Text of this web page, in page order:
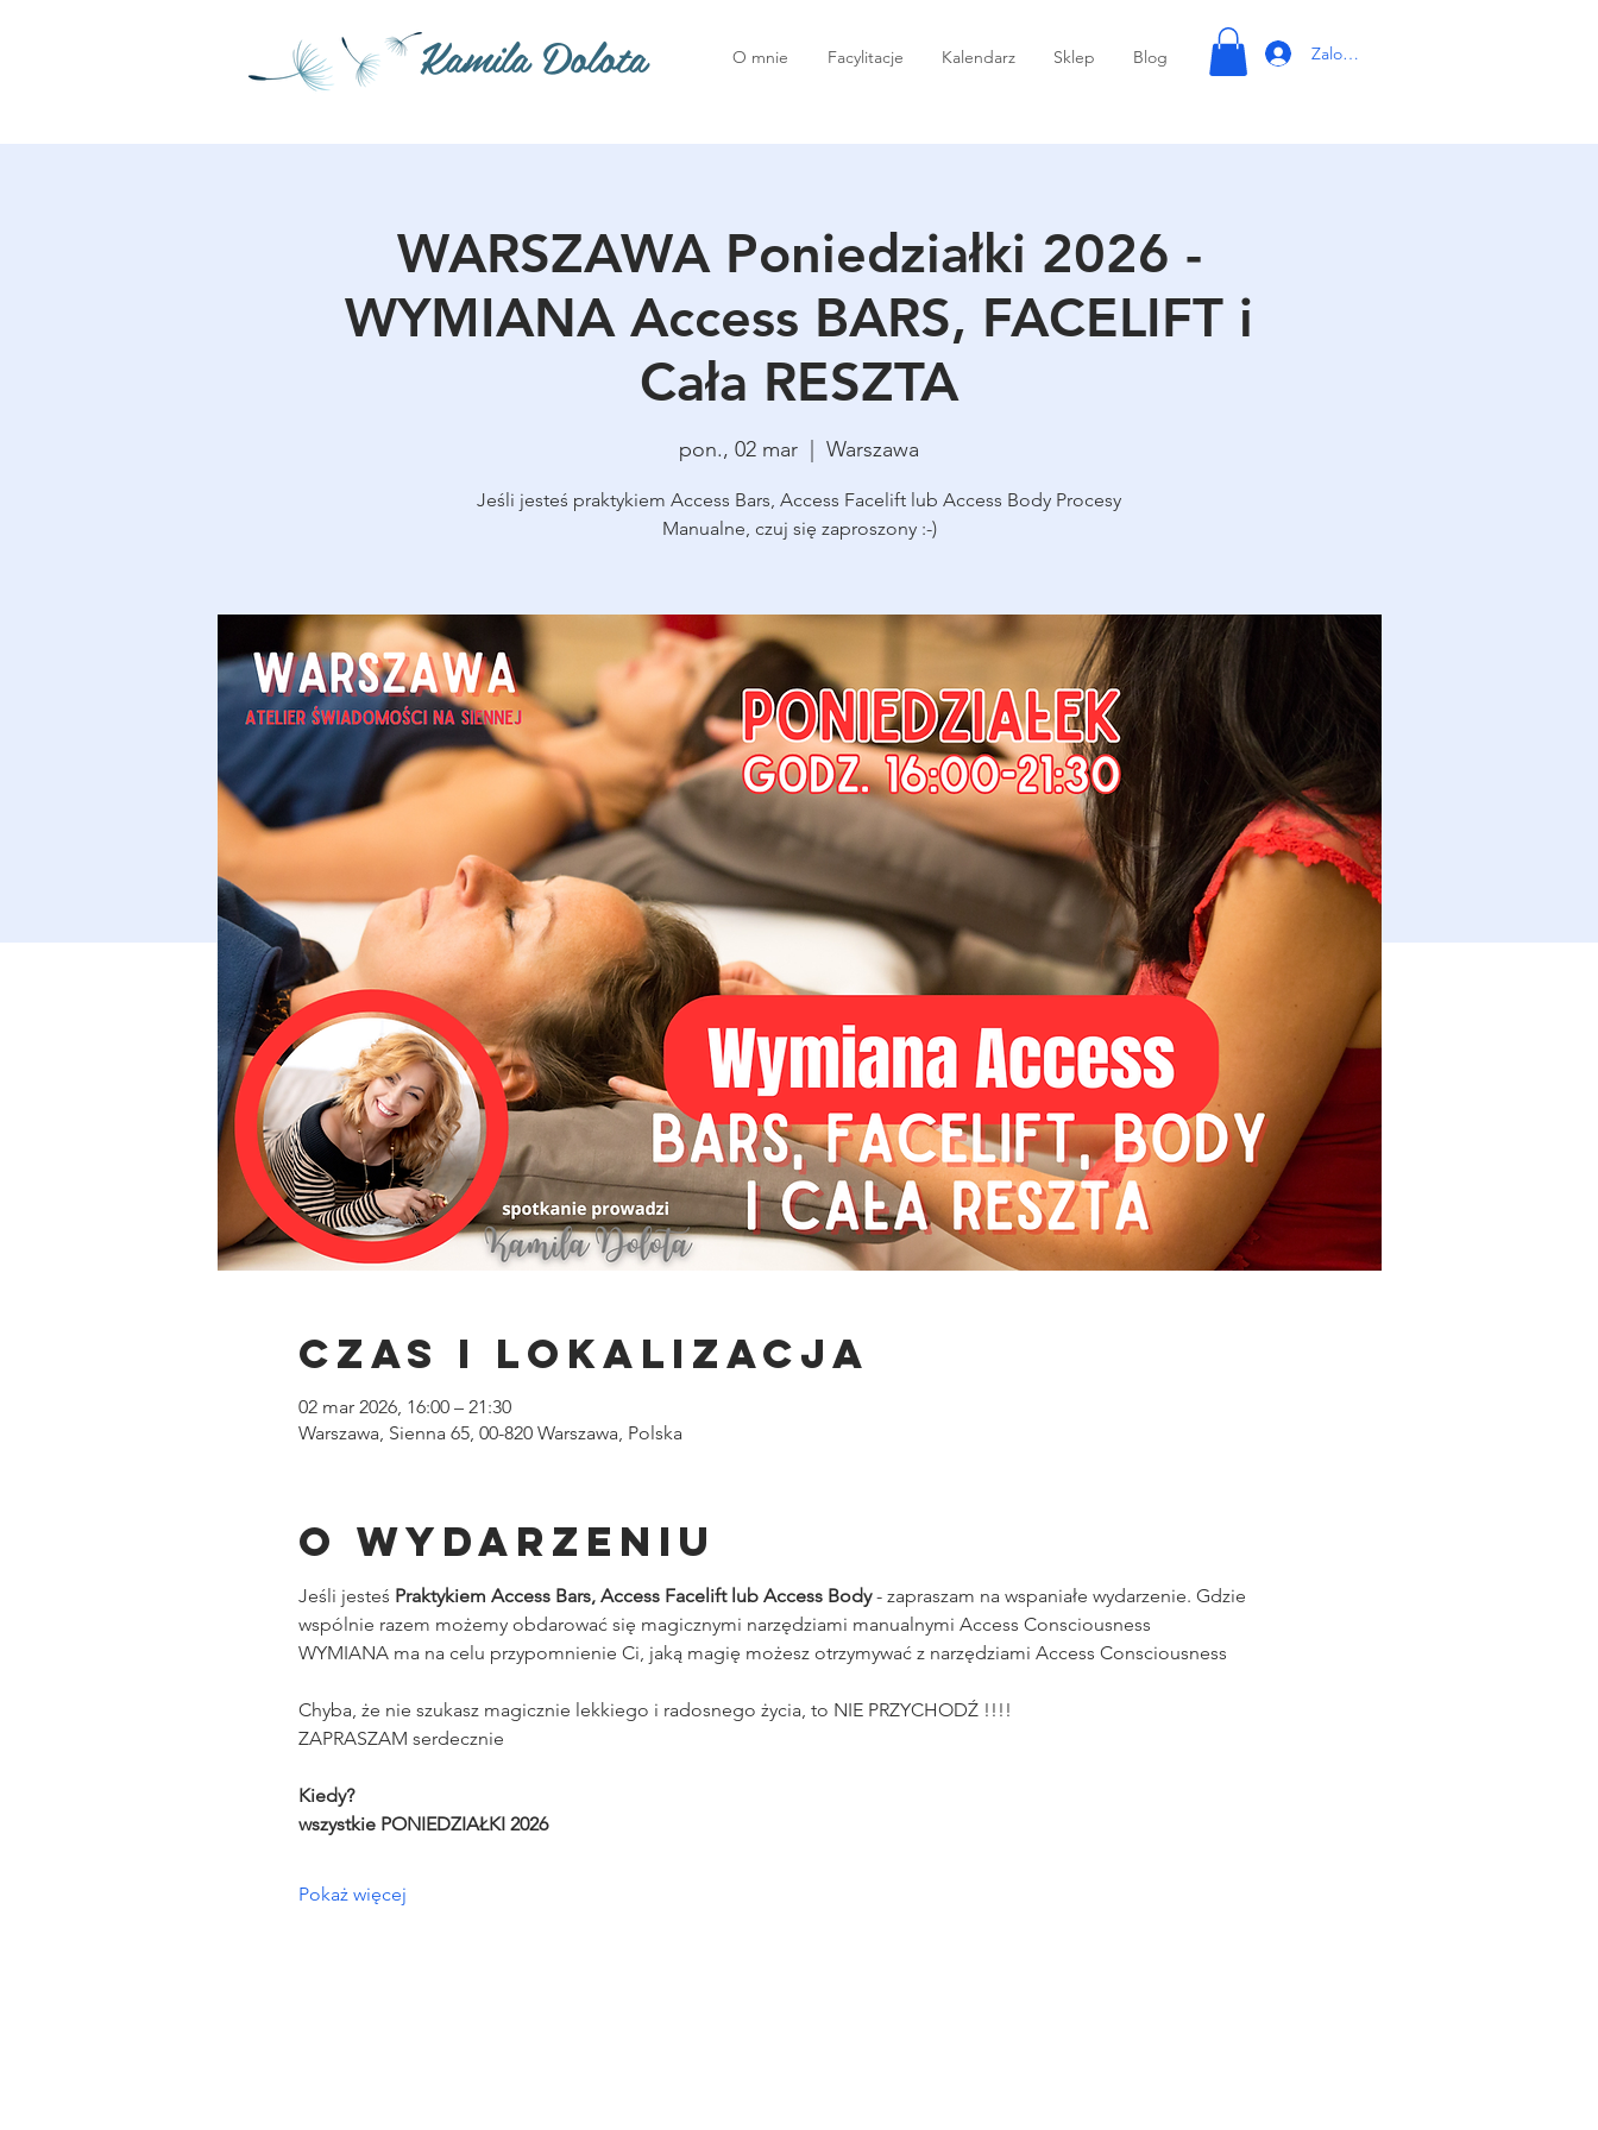
Kamila Dolota O mnie Facylitacje Kalendarz Sklep Blog Zaloguj się
WARSZAWA Poniedziałki 2026 -
WYMIANA Access BARS, FACELIFT i
Cała RESZTA
pon., 02 mar
  |
Warszawa
Jeśli jesteś praktykiem Access Bars, Access Facelift lub Access Body Procesy
Manualne, czuj się zaproszony :-)
Czas i lokalizacja
02 mar 2026, 16:00 – 21:30
Warszawa, Sienna 65, 00-820 Warszawa, Polska
O wydarzeniu
Jeśli jesteś Praktykiem Access Bars, Access Facelift lub Access Body - zapraszam na wspaniałe wydarzenie. Gdzie
wspólnie razem możemy obdarować się magicznymi narzędziami manualnymi Access Consciousness
WYMIANA ma na celu przypomnienie Ci, jaką magię możesz otrzymywać z narzędziami Access Consciousness
Chyba, że nie szukasz magicznie lekkiego i radosnego życia, to NIE PRZYCHODŹ !!!!
ZAPRASZAM serdecznie
Kiedy?
wszystkie PONIEDZIAŁKI 2026
Pokaż więcej